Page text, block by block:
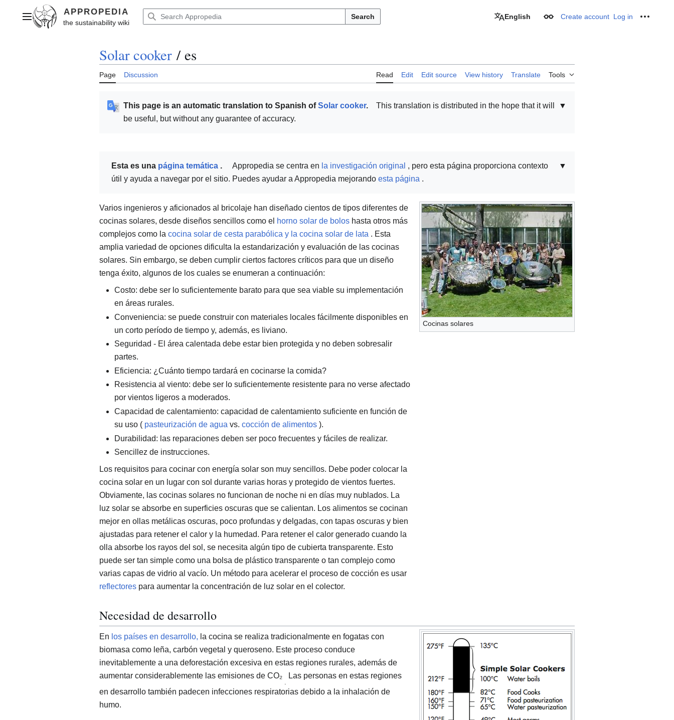
contentMain menu Search English Appearance
Create account Log in
Solar cooker / es
Page Discussion Read Edit Edit source View history Translate Tools
▼
This page is an automatic translation to Spanish ofSolar cooker.
This translation is distributed in the hope that it will
be useful, but without any guarantee of accuracy.
▼
Esta es una página temática . Appropedia se centra en la investigación original , pero esta página proporciona contexto
útil y ayuda a navegar por el sitio. Puedes ayudar a Appropedia mejorando esta página .
Cocinas solares
Varios ingenieros y aficionados al bricolaje han diseñado cientos de tipos diferentes de
cocinas solares, desde diseños sencillos como el horno solar de bolos hasta otros más
complejos como la cocina solar de cesta parabólica y la cocina solar de lata . Esta
amplia variedad de opciones dificulta la estandarización y evaluación de las cocinas
solares. Sin embargo, se deben cumplir ciertos factores críticos para que un diseño
tenga éxito, algunos de los cuales se enumeran a continuación:
Costo: debe ser lo suficientemente barato para que sea viable su implementación
en áreas rurales.
Conveniencia: se puede construir con materiales locales fácilmente disponibles en
un corto período de tiempo y, además, es liviano.
Seguridad - El área calentada debe estar bien protegida y no deben sobresalir
partes.
Eficiencia: ¿Cuánto tiempo tardará en cocinarse la comida?
Resistencia al viento: debe ser lo suficientemente resistente para no verse afectado
por vientos ligeros a moderados.
Capacidad de calentamiento: capacidad de calentamiento suficiente en función de
su uso ( pasteurización de agua vs. cocción de alimentos ).
Durabilidad: las reparaciones deben ser poco frecuentes y fáciles de realizar.
Sencillez de instrucciones.
Los requisitos para cocinar con energía solar son muy sencillos. Debe poder colocar la
cocina solar en un lugar con sol durante varias horas y protegido de vientos fuertes.
Obviamente, las cocinas solares no funcionan de noche ni en días muy nublados. La
luz solar se absorbe en superficies oscuras que se calientan. Los alimentos se cocinan
mejor en ollas metálicas oscuras, poco profundas y delgadas, con tapas oscuras y bien
ajustadas para retener el calor y la humedad. Para retener el calor generado cuando la
olla absorbe los rayos del sol, se necesita algún tipo de cubierta transparente. Esto
puede ser tan simple como una bolsa de plástico transparente o tan complejo como
varias capas de vidrio al vacío. Un método para acelerar el proceso de cocción es usar
reflectores para aumentar la concentración de luz solar en el colector.
Necesidad de desarrollo
En los países en desarrollo, la cocina se realiza tradicionalmente en fogatas con
biomasa como leña, carbón vegetal y queroseno. Este proceso conduce
inevitablemente a una deforestación excesiva en estas regiones rurales, además de
aumentar considerablemente las emisiones de CO₂
Las personas en estas regiones
en desarrollo también padecen infecciones respiratorias debido a la inhalación de
humo.